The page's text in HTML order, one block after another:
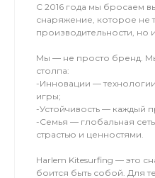
С 2016 года мы бросаем
снаряжение, которое не
производительности, но
Мы — не просто бренд.
столпа:
-Инновации —
игры;
-Устойчивость — каждый
-Семья — глобальная
страстью и ценностями.
Harlem Kitesurfing — это
боится быть собой. Для